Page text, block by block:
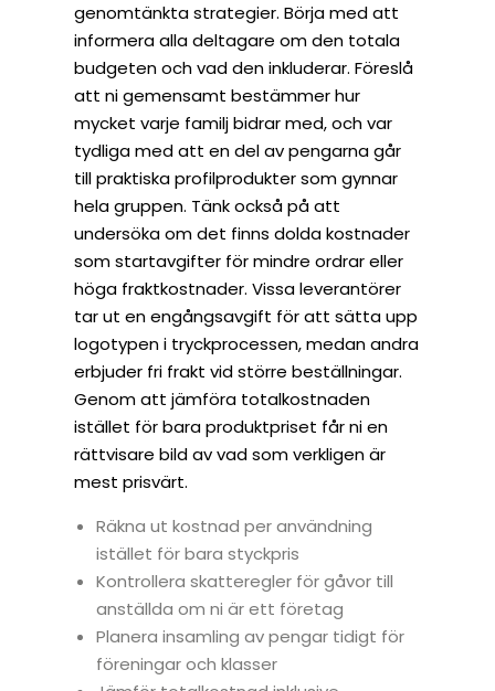
genomtänkta strategier. Börja med att
informera alla deltagare om den totala
budgeten och vad den inkluderar. Föreslå
att ni gemensamt bestämmer hur
mycket varje familj bidrar med, och var
tydliga med att en del av pengarna går
till praktiska profilprodukter som gynnar
hela gruppen. Tänk också på att
undersöka om det finns dolda kostnader
som startavgifter för mindre ordrar eller
höga fraktkostnader. Vissa leverantörer
tar ut en engångsavgift för att sätta upp
logotypen i tryckprocessen, medan andra
erbjuder fri frakt vid större beställningar.
Genom att jämföra totalkostnaden
istället för bara produktpriset får ni en
rättvisare bild av vad som verkligen är
mest prisvärt.
Räkna ut kostnad per användning
istället för bara styckpris
Kontrollera skatteregler för gåvor till
anställda om ni är ett företag
Planera insamling av pengar tidigt för
föreningar och klasser